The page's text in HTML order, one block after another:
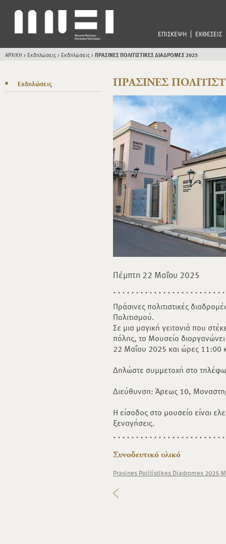
ΕΠΙΣΚΕΨΗ ΕΚΘΕΣΕΙΣ
ΑΡΧΙΚΗ > Εκδηλώσεις> Εκδηλώσεις> ΠΡΑΣΙΝΕΣ ΠΟΛΙΤΙΣΤΙΚΕΣ ΔΙΑΔΡΟΜΕΣ 2025
Εκδηλώσεις ΠΡΑΣΙΝΕΣ
Πέμπτη 22 Μαΐου 2025
Πράσινες πολιτιστικές
Πολιτισμού.
Σε μια μαγική γειτονιά που
πόλης, το Μουσείο
22 Μαΐου 2025 και ώρες 11:00
Δηλώστε συμμετοχή στο
Διεύθυνση: Άρεως 10,
Η είσοδος στο μουσείο είναι
ξεναγήσεις.
Συνοδευτικό υλικό
Prasines Politistikes Diadromes 2025